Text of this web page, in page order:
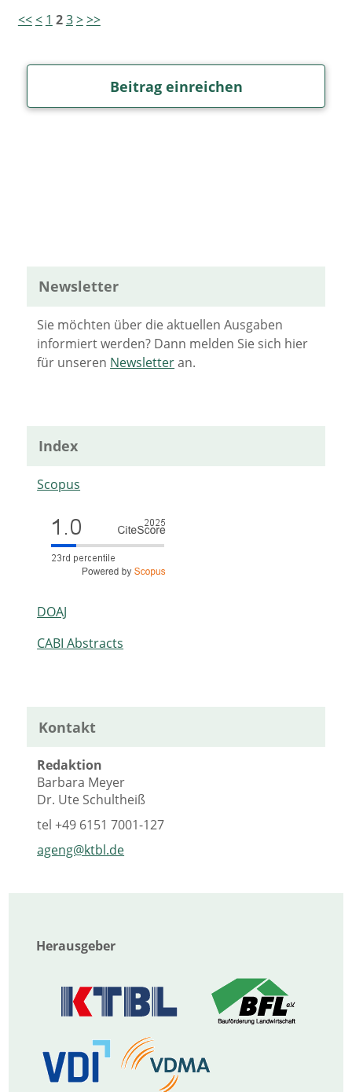
<<< 1 23>>>
Beitrag einreichen
Newsletter
Sie möchten über die aktuellen Ausgaben
informiert werden? Dann melden Sie sich hier
für unseren Newsletteran.
Index
Scopus
DOAJ
CABI Abstracts
Kontakt
Redaktion
Barbara Meyer
Dr. Ute Schultheiß
tel+49 6151 7001-127
ageng@ktbl.de
Herausgeber